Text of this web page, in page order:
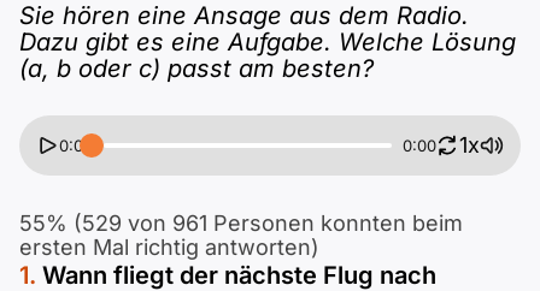
telc
Goethe
ÖSD
Englisch
Ukrainisch
Russisch
A1 DTZ
A1 telc
A1 ÖIF
A2 Allgemein
A2 DTZ
A2 Goethe
B1
B1 Allgemein
B1 DTZ
B1 Beruf
B2
B2 Allgemein
B2 Beruf
Blog
Webinare
Sie hören eine Ansage aus dem Radio.
Dazu gibt es eine Aufgabe. Welche Lösung
(a, b oder c) passt am besten?
0:00 0:00 1x
55% (529 von 961 Personen konnten beim
ersten Mal richtig antworten)
Wann fliegt der nächste Flug nach